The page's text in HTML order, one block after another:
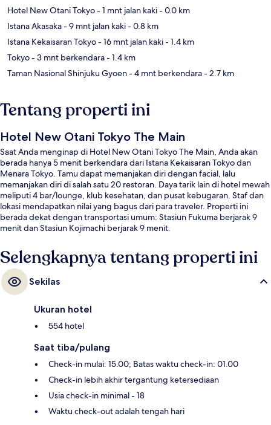
Hotel New Otani Tokyo- 1 mnt jalan kaki- 0.0 km
Istana Akasaka- 9 mnt jalan kaki- 0.8 km
Istana Kekaisaran Tokyo- 16 mnt jalan kaki- 1.4 km
Tokyo- 3 mnt berkendara- 1.4 km
Taman Nasional Shinjuku Gyoen- 4 mnt berkendara- 2.7 km
Tentang properti ini
Hotel New Otani Tokyo The Main
Saat Anda menginap di Hotel New Otani Tokyo The Main, Anda akan
berada hanya 5 menit berkendara dari Istana Kekaisaran Tokyo dan
Menara Tokyo. Tamu dapat memanjakan diri dengan facial, lalu
memanjakan diri di salah satu 20 restoran. Daya tarik lain di hotel mewah
meliputi 4 bar/lounge, klub kesehatan, dan pusat kebugaran. Staf dan
lokasi mendapatkan nilai yang bagus dari para traveler. Properti ini
berada dekat dengan transportasi umum: Stasiun Fukuma berjarak 9
menit dan Stasiun Kojimachi berjarak 9 menit.
Selengkapnya tentang properti ini
Sekilas
Ukuran hotel
554 hotel
Saat tiba/pulang
Check-in mulai: 15.00; Batas waktu check-in: 01.00
Check-in lebih akhir tergantung ketersediaan
Usia check-in minimal - 18
Waktu check-out adalah tengah hari